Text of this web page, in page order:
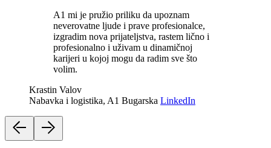
A1 mi je pružio priliku da upoznam
neverovatne ljude i prave profesionalce,
izgradim nova prijateljstva, rastem lično i
profesionalno i uživam u dinamičnoj
karijeri u kojoj mogu da radim sve što
volim.
Krastin Valov
Nabavka i logistika, A1 Bugarska LinkedIn